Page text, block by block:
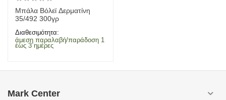
Μπάλα Βόλεϊ Δερματίνη
35/492 300γρ
Διαθεσιμότητα:
άμεση παραλαβή/παράδοση 1
έως 3 ημέρες
Mark Center